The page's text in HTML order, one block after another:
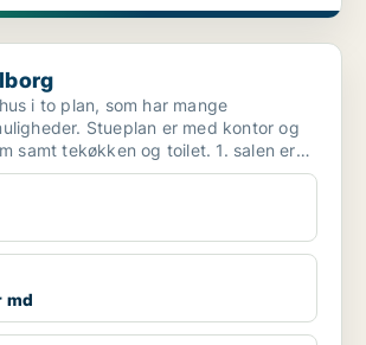
i to plan, som har mange
Stueplan er med kontor og
samt tekøkken og toilet. 1. salen er
md